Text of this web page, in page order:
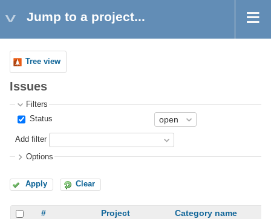
Jump to a project...
Tree view
Issues
Filters
Status
Add filter
Options
Apply Clear
# Project Category name